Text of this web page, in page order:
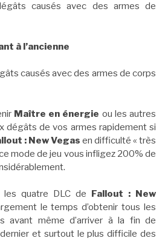
causés avec des armes de
à l’ancienne
causés avec des armes de corps
Maître en énergie ou les autres
dégâts de vos armes rapidement si
: New Vegas en difficulté « très
mode de jeu vous infligez 200% de
les quatre DLC de Fallout : New
le temps d’obtenir tous les
avant même d’arriver à la fin de
et surtout le plus difficile des